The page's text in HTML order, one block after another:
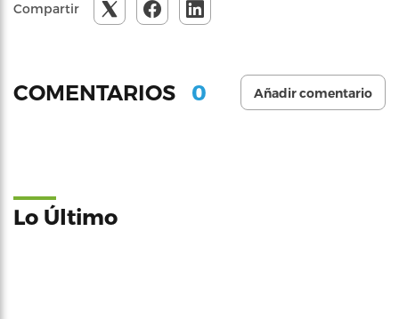
Compartir
COMENTARIOS 0 Añadir comentario
Lo Último